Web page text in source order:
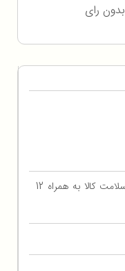
بدون رای
با ضمانت اصالت و سلامت کالا به همراه 12